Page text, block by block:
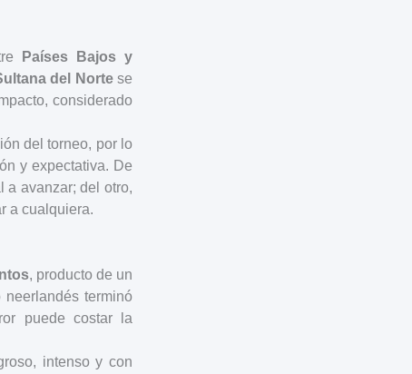
Países Bajos y
del Nortese
considerado
del torneo, por lo
y expectativa. De
a avanzar; del otro,
a cualquiera.
, producto de un
terminó
puede costar la
intenso y con